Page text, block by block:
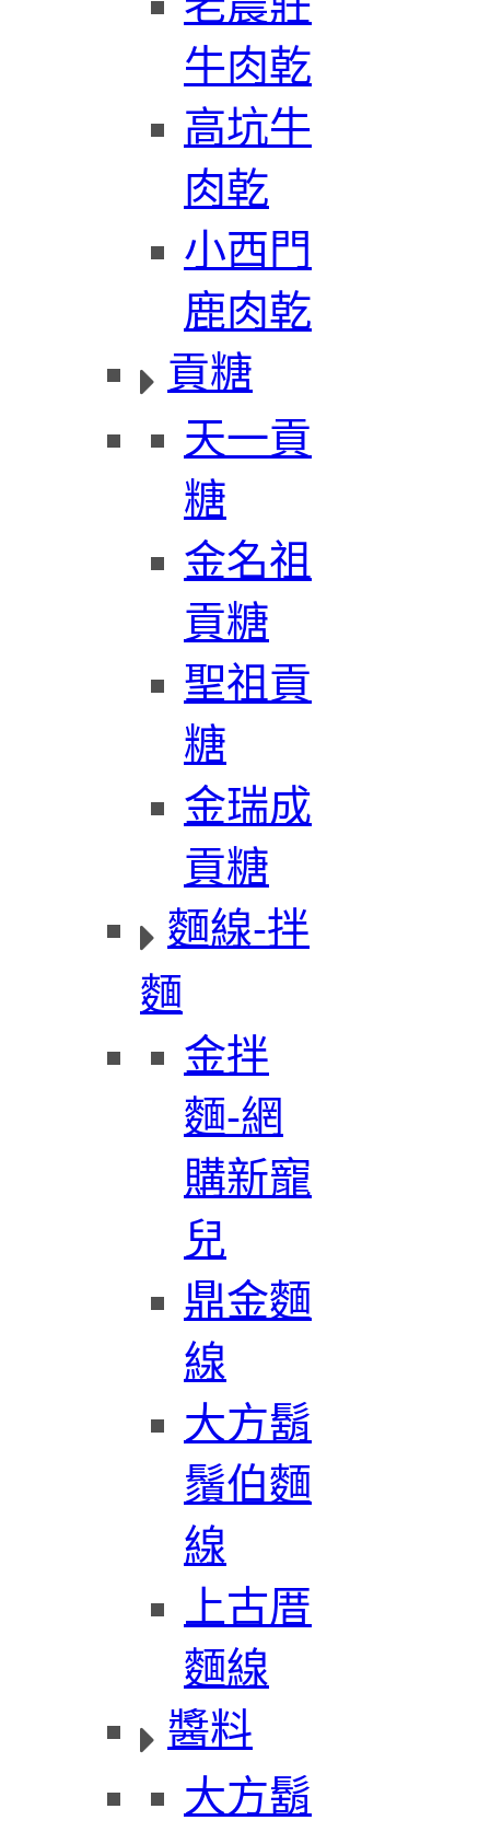
牛肉乾
高坑牛
肉乾
小西門
鹿肉乾
貢糖
天一貢
糖
金名祖
貢糖
聖祖貢
糖
金瑞成
貢糖
麵線-拌
麵
金拌
麵-網
購新寵
兒
鼎金麵
線
大方鬍
鬚伯麵
線
上古厝
麵線
醬料
大方鬍